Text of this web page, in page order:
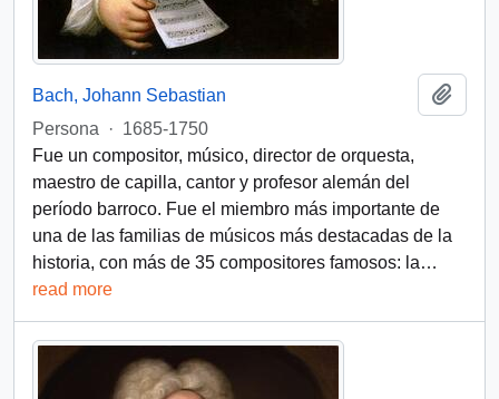
Bach, Johann Sebastian
Persona
· 1685-1750
Fue un compositor, músico, director de orquesta,
maestro de capilla, cantor y profesor alemán del
período barroco. Fue el miembro más importante de
una de las familias de músicos más destacadas de la
historia, con más de 35 compositores famosos: la…
read more